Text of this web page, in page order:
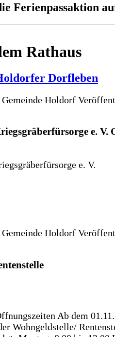
Ferienpassaktion
Rathaus
Dorfleben
Holdorf
e. V.
Holdorf
Ab dem
Wohngeldstelle/